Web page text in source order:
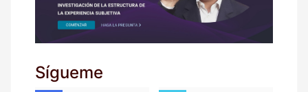
Sígueme